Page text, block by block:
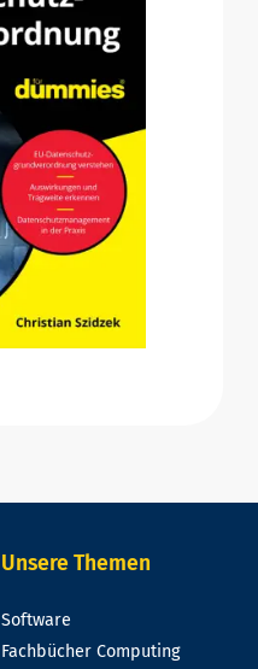
Unsere Themen
Software
Fachbücher Computing